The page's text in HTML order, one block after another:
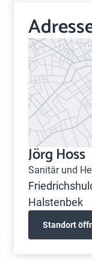
Jörg Hoss
Sanitär und
Halstenbek
Standort